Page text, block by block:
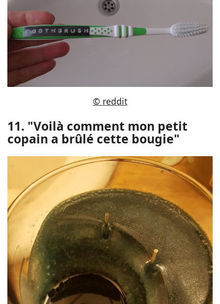
© reddit
11. "Voilà comment mon petit
copain a brûlé cette bougie"